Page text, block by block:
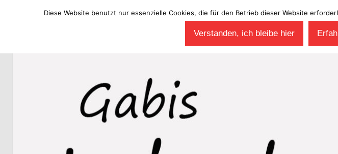
Diese Website benutzt nur essenzielle Cookies, die für den Betrieb dieser Website
Verstanden, ich bleibe hier